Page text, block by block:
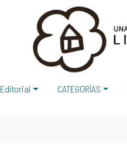
Editorial CATEGORÍAS